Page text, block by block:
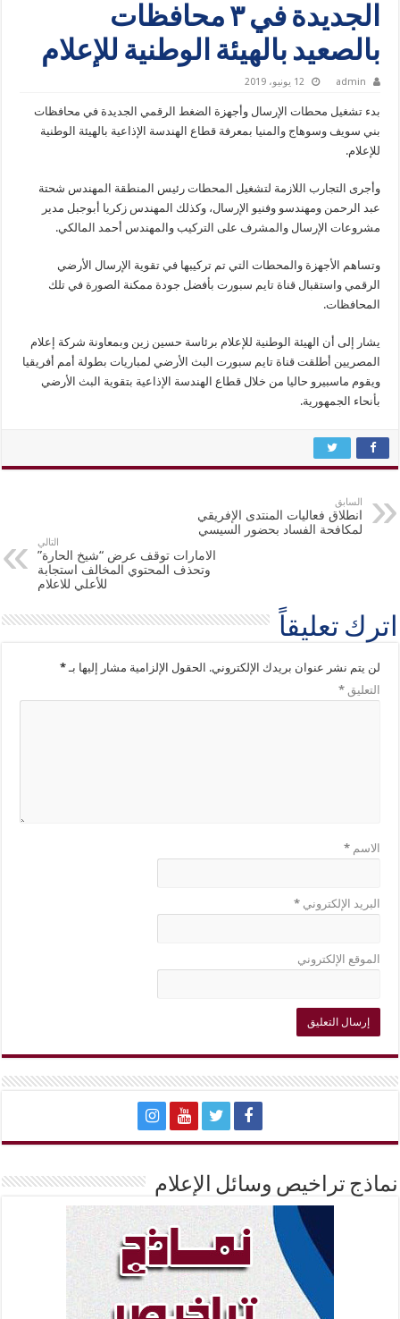
الجديدة في ٣ محافظات
بالصعيد بالهيئة الوطنية للإعلام
admin 12 يونيو، 2019
بدء تشغيل محطات الإرسال وأجهزة الضغط الرقمي الجديدة في محافظات
بني سويف وسوهاج والمنيا بمعرفة قطاع الهندسة الإذاعية بالهيئة الوطنية
للإعلام.
وأجرى التجارب اللازمة لتشغيل المحطات رئيس المنطقة المهندس شحتة
عبد الرحمن ومهندسو وفنيو الإرسال، وكذلك المهندس زكريا أبوجبل مدير
مشروعات الإرسال والمشرف على التركيب والمهندس أحمد المالكي.
وتساهم الأجهزة والمحطات التي تم تركيبها في تقوية الإرسال الأرضي
الرقمي واستقبال قناة تايم سبورت بأفضل جودة ممكنة الصورة في تلك
المحافظات.
يشار إلى أن الهيئة الوطنية للإعلام برئاسة حسين زين وبمعاونة شركة إعلام
المصريين أطلقت قناة تايم سبورت البث الأرضي لمباريات بطولة أمم أفريقيا
ويقوم ماسبيرو حاليا من خلال قطاع الهندسة الإذاعية بتقوية البث الأرضي
بأنحاء الجمهورية.
السابق
انطلاق فعاليات المنتدى الإفريقي
لمكافحة الفساد بحضور السيسي
التالي
الامارات توقف عرض “شيخ الحارة”
وتحذف المحتوي المخالف استجابة
للأعلي للاعلام
اترك تعليقاً
لن يتم نشر عنوان بريدك الإلكتروني. الحقول الإلزامية مشار إليها بـ*
التعليق*
الاسم*
البريد الإلكتروني*
الموقع الإلكتروني
نماذج تراخيص وسائل الإعلام